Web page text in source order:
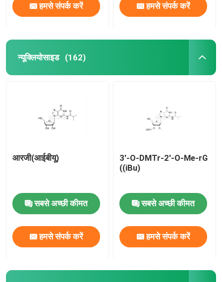
हमसे संपर्क करें हमसे संपर्क करें
न्यूक्लियोसाइड (162)
आरजी(आईबीयू)
सबसे अच्छी कीमत
हमसे संपर्क करें
3'-O-DMTr-2'-O-Me-rG
((iBu)
सबसे अच्छी कीमत
हमसे संपर्क करें